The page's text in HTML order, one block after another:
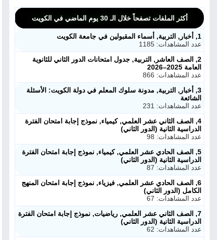
أكثر الملفات تصفحاً خلال الـ 30 يوم الماضي في الكويت
1, أخبار, التربية, أسماء المقبولين في جامعة الكويت
عدد المشاهدات: 1185
2, الصف العاشر, التربية, جدول امتحانات الدور الثاني للثانوية
العامة 2025–2026
عدد المشاهدات: 866
3, أخبار, التربية, مدونة سلوك المعلم في دولة الكويت: الأسئلة
الشائعة
عدد المشاهدات: 231
4, الصف الثاني عشر العلمي, كيمياء, نموذج إجابة امتحان الفترة
الدراسية الثانية (الدور الثاني)
عدد المشاهدات: 98
5, الصف الحادي عشر العلمي, كيمياء, نموذج إجابة امتحان الفترة
الدراسية الثانية (الدور الثاني)
عدد المشاهدات: 87
6, الصف الحادي عشر العلمي, فيزياء, نموذج إجابة امتحان المنهج
الكامل (الدور الثاني)
عدد المشاهدات: 67
7, الصف الثاني عشر العلمي, رياضيات, نموذج إجابة امتحان الفترة
الدراسية الثانية (الدور الثاني)
عدد المشاهدات: 62